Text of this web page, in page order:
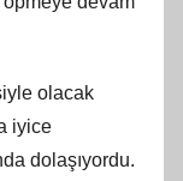
olacak
iyice
dolaşıyordu.